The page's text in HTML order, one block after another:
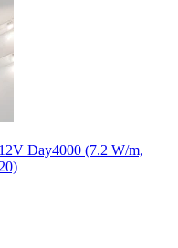
Day4000 (7.2 W/m,